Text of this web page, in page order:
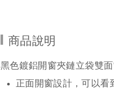
商品說明
黑色鍍鋁開窗夾鏈立袋雙
正面開窗設計，可以看